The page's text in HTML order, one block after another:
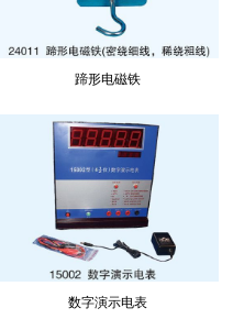
蹄形电磁铁
数字演示电表